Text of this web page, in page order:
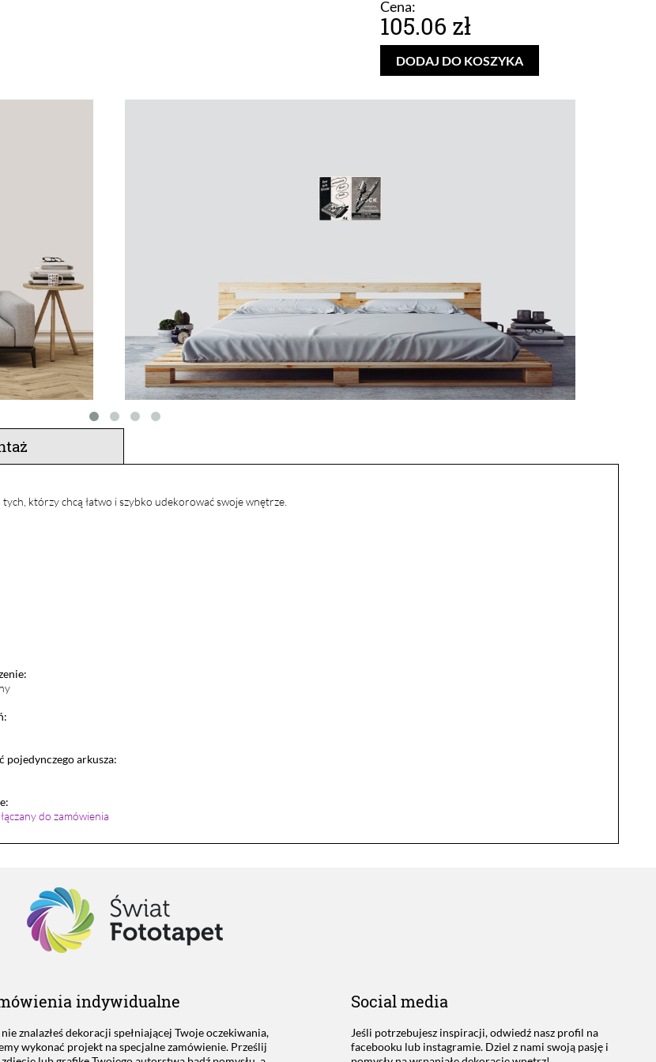
Cena:
105.06 zł
DODAJ DO KOSZYKA
którzy chcą łatwo i szybko udekorować swoje wnętrze.
pojedynczego arkusza:
do zamówienia
indywidualne
nie znalazłeś dekoracji spełniającej Twoje oczekiwania,
wykonać projekt na specjalne zamówienie. Prześlij
Social media
Jeśli potrzebujesz inspiracji, odwiedź nasz profil na
facebooku lub instagramie. Dziel z nami swoją pasję i